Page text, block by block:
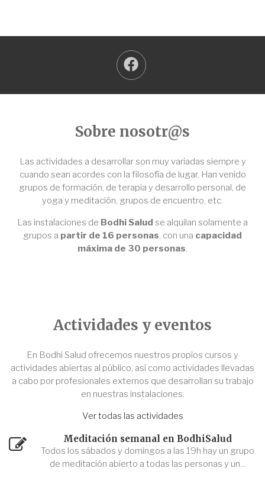
Sobre nosotr@s
Las actividades a desarrollar son muy variadas siempre y
cuando sean acordes con la filosofía de lugar. Han venido
grupos de formación, de terapia y desarrollo personal, de
yoga y meditación, grupos de encuentro, etc.
Las instalaciones de Bodhi Salud se alquilan solamente a
grupos a partir de 16 personas, con una capacidad
máxima de 30 personas.
Actividades y eventos
En Bodhi Salud ofrecemos nuestros propios cursos y
actividades abiertas al público, así como actividades llevadas
a cabo por profesionales externos que desarrollan su trabajo
en nuestras instalaciones.
Ver todas las actividades
Meditación semanal en BodhiSalud
Todos los sábados y domingos a las 19h hay un grupo
de meditación abierto a todas las personas y un...